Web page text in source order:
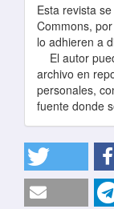
Esta revista
Commons,
lo adhieren a
El autor
archivo en
personales,
fuente donde